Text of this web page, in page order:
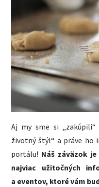
Aj my sme si „zakúpili“
životný štýl“ a práve ho
portálu! Náš záväzok
najviac užitočných
a eventov, ktoré vám